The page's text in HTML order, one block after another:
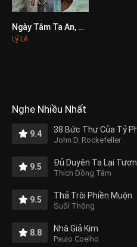
0
Ngày Tâm Ta An, Sóng Gió Sẽ Tan
Lý Lê
Nghe Nhiều Nhất
9.4 38 Bức Thư Của Tỷ
John D. Rockefeller
9.5 Đủ Duyên Ta Lại
Thích Đồng Tâm
9.5 Thả Trôi Phiền Muộn
Suối Thông
8.8 Nhà Giả Kim
Paulo Coelho